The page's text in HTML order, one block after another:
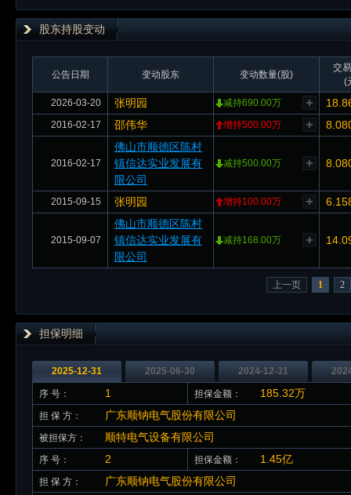
股东持股变动
公告日期 变动股东 变动数量(股)
交
(
2026-03-20
张明园 减持690.00万
2016-02-17 邵伟华 增持500.00万
2016-02-17
佛山市顺德区陈村
镇信达实业发展有
限公司
减持500.00万
2015-09-15 张明园 增持100.00万
2015-09-07
佛山市顺德区陈村
镇信达实业发展有
限公司
减持168.00万
上一页 1 2
担保明细
2025-12-31 2025-06-30 2024-12-31
序 号： 1 担保金额： 185.32万
担 保 方： 广东顺钠电气股份有限公司
被担保方： 顺特电气设备有限公司
序 号： 2 担保金额： 1.45亿
担 保 方： 广东顺钠电气股份有限公司